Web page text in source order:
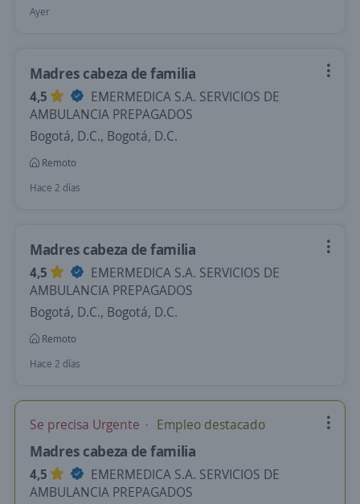
Ayer
Madres cabeza de familia
4,5
EMERMEDICA S.A. SERVICIOS DE
AMBULANCIA PREPAGADOS
Bogotá, D.C., Bogotá, D.C.
Remoto
Hace 2 días
Madres cabeza de familia
4,5
EMERMEDICA S.A. SERVICIOS DE
AMBULANCIA PREPAGADOS
Bogotá, D.C., Bogotá, D.C.
Remoto
Hace 2 días
Se precisa Urgente Empleo destacado
Madres cabeza de familia
4,5
EMERMEDICA S.A. SERVICIOS DE
AMBULANCIA PREPAGADOS